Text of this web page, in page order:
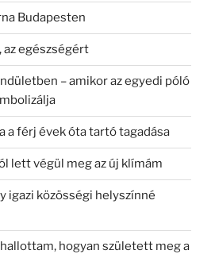
Budapesten
az egészségért
– amikor az egyedi póló
a férj évek óta tartó tagadása
lett végül meg az új klímám
igazi közösségi helyszínné
hogyan született meg a